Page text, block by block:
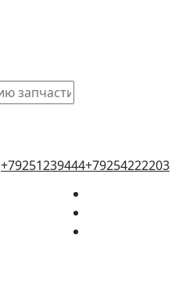
+79251239444+79254222203